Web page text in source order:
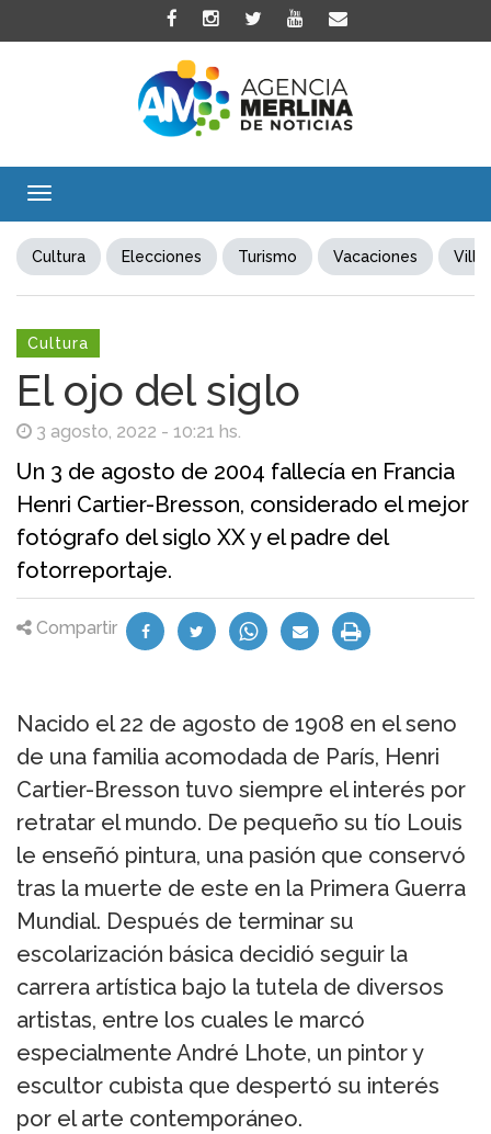
Toggle
Cultura Elecciones Turismo Vacaciones Villa
Cultura
El ojo del siglo
3 agosto, 2022 - 10:21 hs.
Un 3 de agosto de 2004 fallecía en Francia
Henri Cartier-Bresson, considerado el mejor
fotógrafo del siglo XX y el padre del
fotorreportaje.
Compartir
Nacido el 22 de agosto de 1908 en el seno
de una familia acomodada de París, Henri
Cartier-Bresson tuvo siempre el interés por
retratar el mundo. De pequeño su tío Louis
le enseñó pintura, una pasión que conservó
tras la muerte de este en la Primera Guerra
Mundial. Después de terminar su
escolarización básica decidió seguir la
carrera artística bajo la tutela de diversos
artistas, entre los cuales le marcó
especialmente André Lhote, un pintor y
escultor cubista que despertó su interés
por el arte contemporáneo.